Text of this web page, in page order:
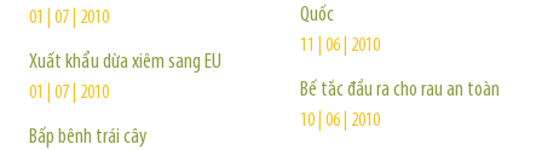
01 | 07 | 2010
Xuất khẩu dừa xiêm sang EU
01 | 07 | 2010
Bấp bênh trái cây
Quốc
11 | 06 | 2010
Bế tắc đầu ra cho rau an toàn
10 | 06 | 2010